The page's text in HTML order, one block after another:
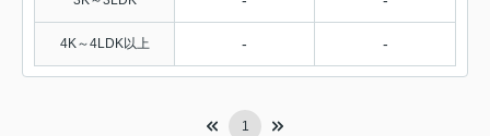
4K～4LDK以上 - -
1